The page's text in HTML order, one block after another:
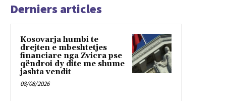
Derniers articles
Kosovarja humbi te
drejten e mbeshtetjes
financiare nga Zvicra pse
qëndroi dy dite me shume
jashta vendit
08/08/2026